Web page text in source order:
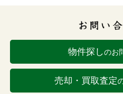
物件探しのお
売却・買取査定